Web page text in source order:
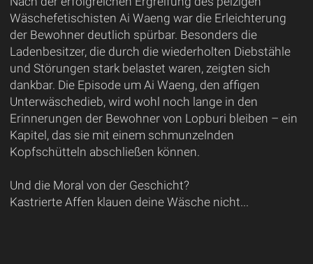
Wäschefetischisten Ai Waeng war die Erleichterung
der Bewohner deutlich spürbar. Besonders die
Ladenbesitzer, die durch die wiederholten Diebstähle
und Störungen stark belastet waren, zeigten sich
dankbar. Die Episode um Ai Waeng, den affigen
Unterwäschedieb, wird wohl noch lange in den
Erinnerungen der Bewohner von Lopburi bleiben – ein
Kapitel, das sie mit einem schmunzelnden
Kopfschütteln abschließen können.
Und die Moral von der Geschicht?
Kastrierte Affen klauen deine Wäsche nicht...